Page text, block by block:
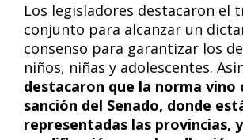
Los legisladores destacaron el
conjunto para alcanzar un
consenso para garantizar los
niños, niñas y adolescentes.
destacaron que la norma vino
sanción del Senado, donde
representadas las provincias,